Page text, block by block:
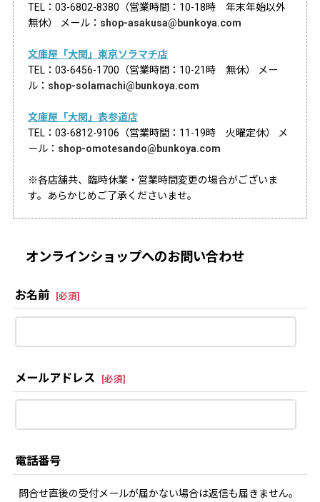
TEL：03-6802-8380（営業時間：10-18時 年末年始以外
無休） メール： shop-asakusa@bunkoya.com
文庫屋「大関」東京ソラマチ店
TEL：03-6456-1700（営業時間：10-21時 無休） メー
ル： shop-solamachi@bunkoya.com
文庫屋「大関」表参道店
TEL：03-6812-9106（営業時間：11-19時 火曜定休） メ
ール： shop-omotesando@bunkoya.com
※各店舗共、臨時休業・営業時間変更の場合がございま
す。あらかじめご了承くださいませ。
オンラインショップへのお問い合わせ
お名前 [必須]
メールアドレス [必須]
電話番号
問合せ直後の受付メールが届かない場合は返信も届きません。